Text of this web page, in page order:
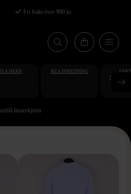
Fri frakt över 990 kr
HERR REA INREDNING
linneskjorta